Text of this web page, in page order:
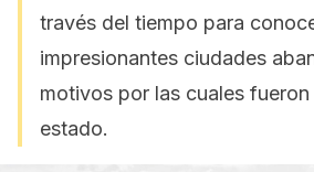
través del tiempo para
impresionantes ciudades
motivos por las cuales
estado.